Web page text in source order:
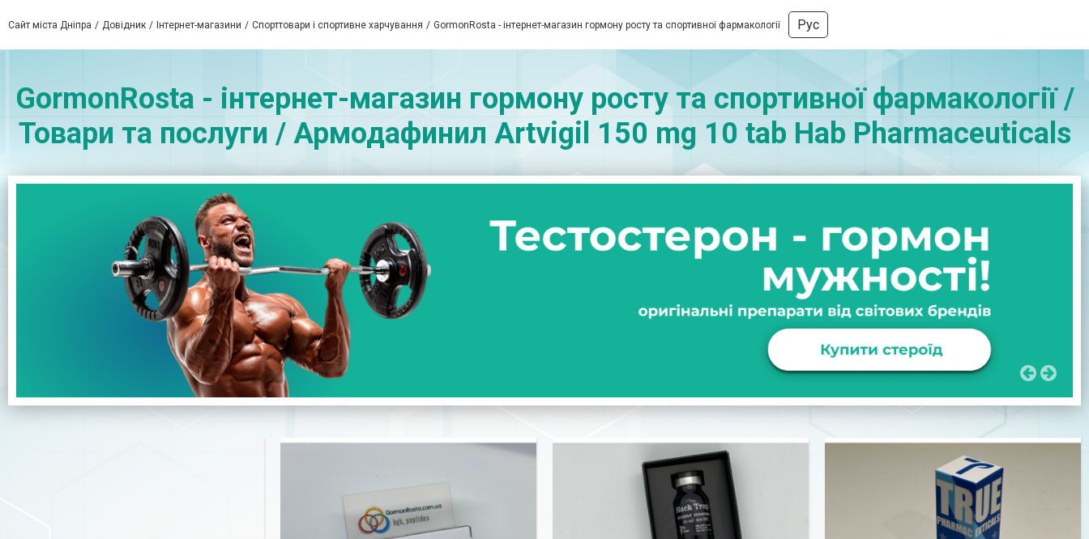
Сайт міста Дніпра Довідник Інтернет-магазини Спорттовари і спортивне харчування GormonRosta - інтернет-магазин гормону росту та спортивної фармакології Рус
GormonRosta - інтернет-магазин гормону росту та спортивної фармакології /
Товари та послуги / Армодафинил Artvigil 150 mg 10 tab Hab Pharmaceuticals